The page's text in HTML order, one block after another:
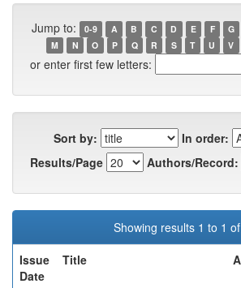
Jump to: 0-9 A B C D E F G
M
N O P Q R S T U V
or enter first few letters:
Sort by:
In order:
Results/Page
Authors/Record:
Showing results 1 to 1 of
Issue
Date
Title